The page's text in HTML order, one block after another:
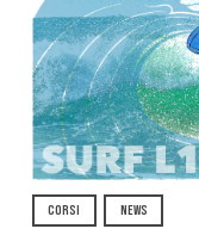
CORSI NEWS